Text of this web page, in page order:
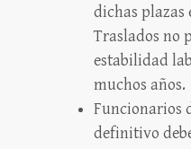
dichas plazas
Traslados no
estabilidad
muchos años.
Funcionarios
definitivo